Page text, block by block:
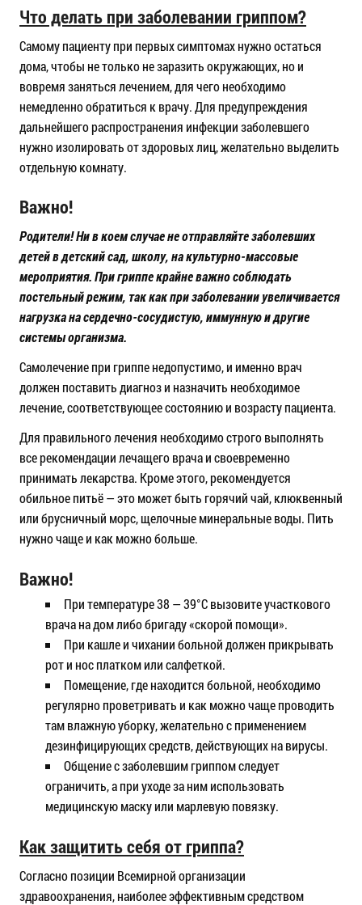
Что делать при заболевании гриппом?
Самому пациенту при первых симптомах нужно остаться
дома, чтобы не только не заразить окружающих, но и
вовремя заняться лечением, для чего необходимо
немедленно обратиться к врачу. Для предупреждения
дальнейшего распространения инфекции заболевшего
нужно изолировать от здоровых лиц, желательно выделить
отдельную комнату.
Важно!
Родители! Ни в коем случае не отправляйте заболевших
детей в детский сад, школу, на культурно-массовые
мероприятия. При гриппе крайне важно соблюдать
постельный режим, так как при заболевании увеличивается
нагрузка на сердечно-сосудистую, иммунную и другие
системы организма.
Самолечение при гриппе недопустимо, и именно врач
должен поставить диагноз и назначить необходимое
лечение, соответствующее состоянию и возрасту пациента.
Для правильного лечения необходимо строго выполнять
все рекомендации лечащего врача и своевременно
принимать лекарства. Кроме этого, рекомендуется
обильное питьё — это может быть горячий чай, клюквенный
или брусничный морс, щелочные минеральные воды. Пить
нужно чаще и как можно больше.
Важно!
При температуре 38 — 39°С вызовите участкового
врача на дом либо бригаду «скорой помощи».
При кашле и чихании больной должен прикрывать
рот и нос платком или салфеткой.
Помещение, где находится больной, необходимо
регулярно проветривать и как можно чаще проводить
там влажную уборку, желательно с применением
дезинфицирующих средств, действующих на вирусы.
Общение с заболевшим гриппом следует
ограничить, а при уходе за ним использовать
медицинскую маску или марлевую повязку.
Как защитить себя от гриппа?
Согласно позиции Всемирной организации
здравоохранения, наиболее эффективным средством